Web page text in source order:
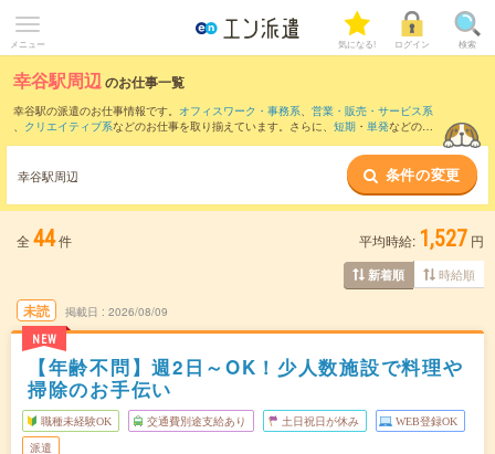
メニュー 気になる! ログイン 検索
幸谷駅周辺のお仕事一覧
幸谷駅の派遣のお仕事情報です。 オフィスワーク・事務系、 営業・販売・サービス系
、 クリエイティブ系などのお仕事を取り揃えています。さらに、 短期 ・ 単発などの期
また、柏駅・ 越谷レイクタウン駅など
近隣駅のお仕事もご確認いただけます。
幸谷駅周辺 条件の変更
全 44件 平均時給: 1,527 円
新着順 時給順
未読
NEW
掲載日 2026/08/09
【年齢不問】週2日～OK！少人数施設で料理や
掃除のお手伝い
職種未経験OK 交通費別途支給あり 土日祝日が休み WEB登録OK
派遣